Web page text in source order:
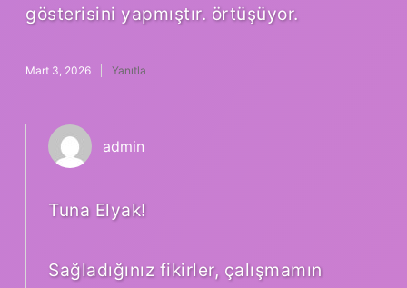
gösterisini yapmıştır. örtüşüyor.
Mart 3, 2026 Yanıtla
admin
Tuna Elyak!
Sağladığınız fikirler, çalışmamın